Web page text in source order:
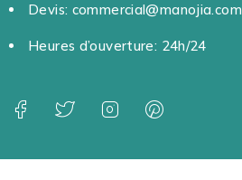
Devis: commercial@manojia.com
Heures d’ouverture: 24h/24